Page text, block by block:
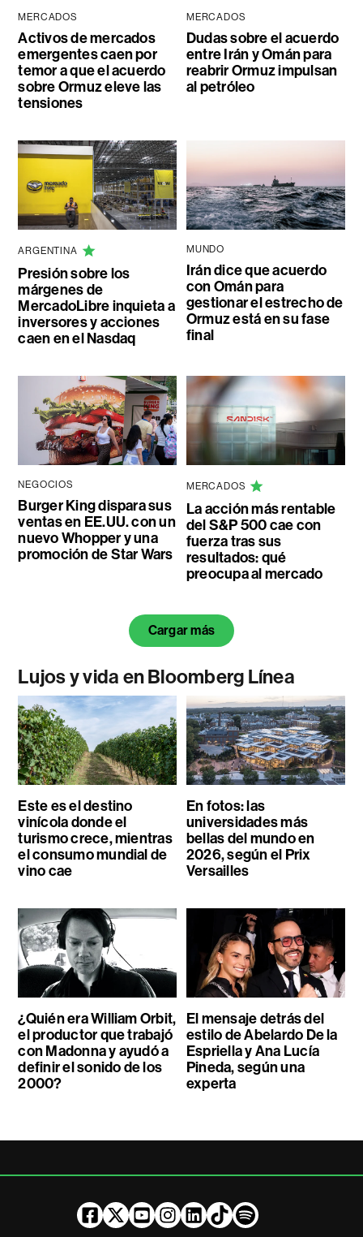
MERCADOS
Activos de mercados
emergentes caen por
temor a que el acuerdo
sobre Ormuz eleve las
tensiones
MERCADOS
Dudas sobre el acuerdo
entre Irán y Omán para
reabrir Ormuz impulsan
al petróleo
ARGENTINA
Presión sobre los
márgenes de
MercadoLibre inquieta a
inversores y acciones
caen en el Nasdaq
MUNDO
Irán dice que acuerdo
con Omán para
gestionar el estrecho de
Ormuz está en su fase
final
NEGOCIOS
Burger King dispara sus
ventas en EE.UU. con un
nuevo Whopper y una
promoción de Star Wars
MERCADOS
La acción más rentable
del S&P 500 cae con
fuerza tras sus
resultados: qué
preocupa al mercado
Cargar más
Lujos y vida en Bloomberg Línea
Este es el destino
vinícola donde el
turismo crece, mientras
el consumo mundial de
vino cae
En fotos: las
universidades más
bellas del mundo en
2026, según el Prix
Versailles
¿Quién era William Orbit,
el productor que trabajó
con Madonna y ayudó a
definir el sonido de los
2000?
El mensaje detrás del
estilo de Abelardo De la
Espriella y Ana Lucía
Pineda, según una
experta